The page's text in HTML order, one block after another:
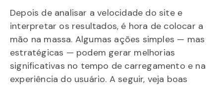
Depois de analisar a velocidade do site e
interpretar os resultados, é hora de colocar a
mão na massa. Algumas ações simples — mas
estratégicas — podem gerar melhorias
significativas no tempo de carregamento e na
experiência do usuário. A seguir, veja boas